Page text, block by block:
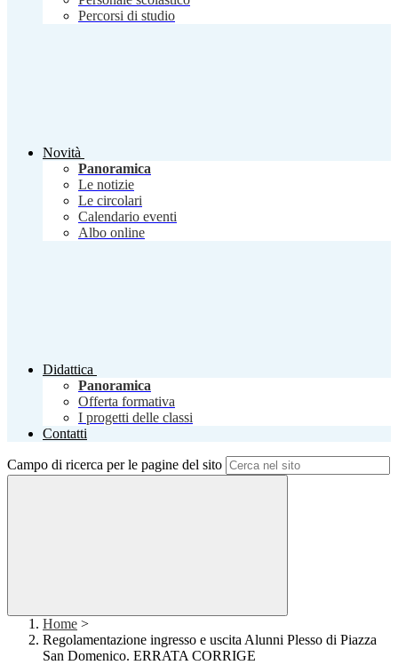
Percorsi di studio
Novità
Panoramica
Le notizie
Le circolari
Calendario eventi
Albo online
Didattica
Panoramica
Offerta formativa
I progetti delle classi
Contatti
Campo di ricerca per le pagine del sito
Home >
Regolamentazione ingresso e uscita Alunni Plesso di Piazza
San Domenico. ERRATA CORRIGE